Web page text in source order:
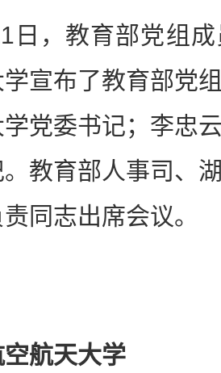
，教育部党组成
宣布了教育部党
党委书记；李忠
教育部人事司、
同志出席会议。
航天大学